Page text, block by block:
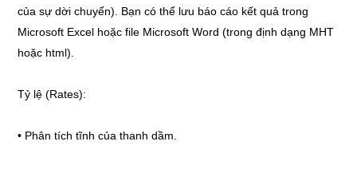
của sự dời chuyển). Bạn có thể lưu báo cáo kết quả trong
Microsoft Excel hoặc file Microsoft Word (trong định dạng MHT
hoặc html).
Tỷ lệ (Rates):
• Phân tích tĩnh của thanh dầm.